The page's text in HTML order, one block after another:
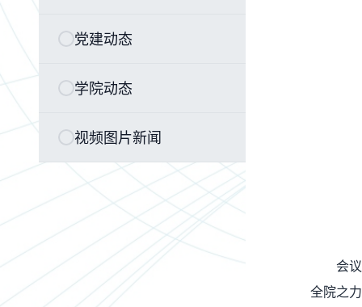
党建动态
学院动态
视频图片新闻
会
全院之